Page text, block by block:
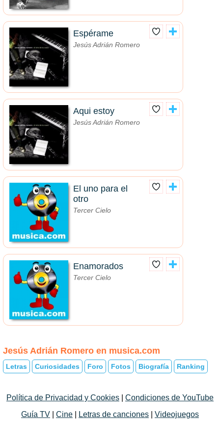
Espérame
Jesús Adrián Romero
Aqui estoy
Jesús Adrián Romero
El uno para el
otro
Tercer Cielo
Enamorados
Tercer Cielo
Jesús Adrián Romero en musica.com
Letras Curiosidades Foro Fotos Biografía Ranking
Política de Privacidad y Cookies
Condiciones de YouTube
Guía TV
Cine Letras de canciones Videojuegos